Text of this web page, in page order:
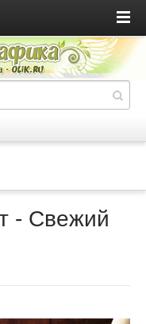
- Свежий